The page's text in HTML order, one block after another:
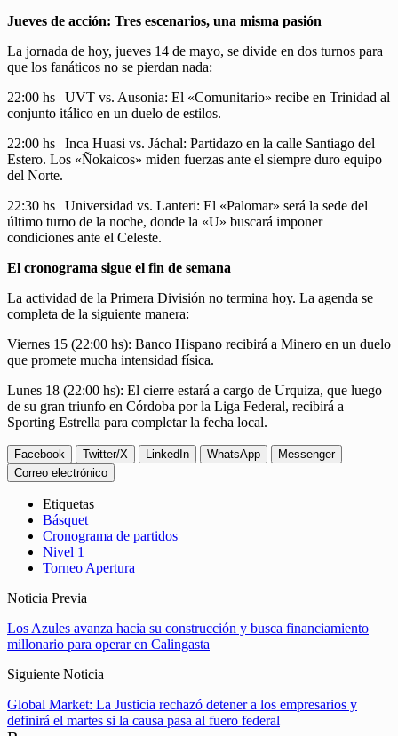
Jueves de acción: Tres escenarios, una misma pasión
La jornada de hoy, jueves 14 de mayo, se divide en dos turnos para
que los fanáticos no se pierdan nada:
22:00 hs | UVT vs. Ausonia: El «Comunitario» recibe en Trinidad al
conjunto itálico en un duelo de estilos.
22:00 hs | Inca Huasi vs. Jáchal: Partidazo en la calle Santiago del
Estero. Los «Ñokaicos» miden fuerzas ante el siempre duro equipo
del Norte.
22:30 hs | Universidad vs. Lanteri: El «Palomar» será la sede del
último turno de la noche, donde la «U» buscará imponer
condiciones ante el Celeste.
El cronograma sigue el fin de semana
La actividad de la Primera División no termina hoy. La agenda se
completa de la siguiente manera:
Viernes 15 (22:00 hs): Banco Hispano recibirá a Minero en un duelo
que promete mucha intensidad física.
Lunes 18 (22:00 hs): El cierre estará a cargo de Urquiza, que luego
de su gran triunfo en Córdoba por la Liga Federal, recibirá a
Sporting Estrella para completar la fecha local.
Facebook Twitter/X LinkedIn WhatsApp
Messenger
Correo electrónico
Etiquetas
Básquet
Cronograma de partidos
Nivel 1
Torneo Apertura
Noticia Previa
Los Azules avanza hacia su construcción y busca financiamiento
millonario para operar en Calingasta
Siguiente Noticia
Global Market: La Justicia rechazó detener a los empresarios y
definirá el martes si la causa pasa al fuero federal